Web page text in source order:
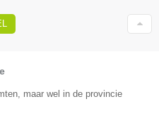
maar wel in de provincie